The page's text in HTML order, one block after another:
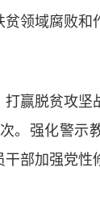
领域腐败和
打赢脱贫攻
。强化警示
部加强党性